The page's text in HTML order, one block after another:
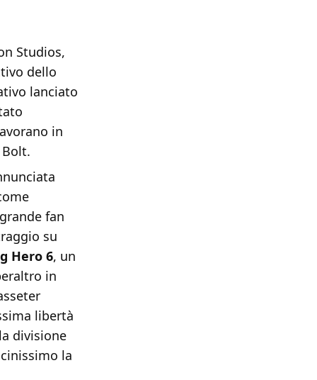
Studios,
dello
lanciato
in
fan
su
Hero 6, un
in
libertà
divisione
la